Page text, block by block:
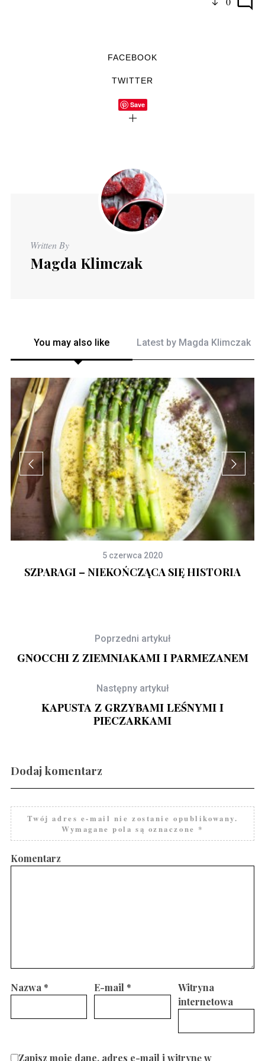
FACEBOOK
TWITTER
Save
Written By
Magda Klimczak
You may also like Latest by Magda Klimczak
5 czerwca 2020
SZPARAGI – NIEKOŃCZĄCA SIĘ HISTORIA
Gravlax w ginie
Poprzedni artykuł
GNOCCHI Z ZIEMNIAKAMI I PARMEZANEM
Następny artykuł
KAPUSTA Z GRZYBAMI LEŚNYMI I
PIECZARKAMI
Dodaj komentarz
Twój adres e-mail nie zostanie opublikowany.
Wymagane pola są oznaczone *
Komentarz
Nazwa * E-mail *
Witryna
internetowa
Zapisz moje dane, adres e-mail i witrynę w